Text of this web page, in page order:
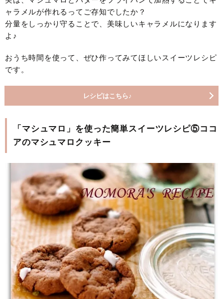
ャラメルが作れるってご存知でしたか？
分量をしっかり守ることで、美味しいキャラメルになります
よ♪
おうち時間を使って、ぜひ作ってみてほしいスイーツレシピ
です。
レシピはこちら♪
「マシュマロ」を使った簡単スイーツレシピ⑤ココ
アのマシュマロクッキー